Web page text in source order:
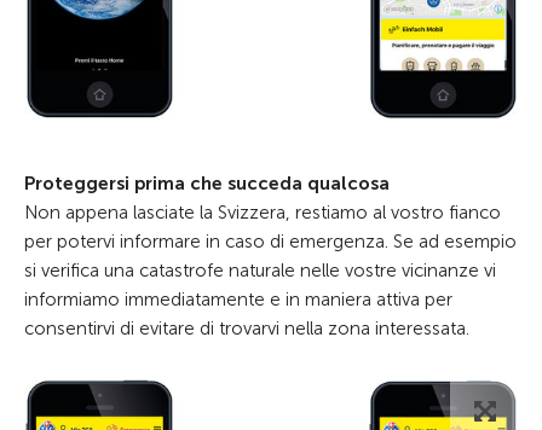
Proteggersi prima che succeda qualcosa
Non appena lasciate la Svizzera, restiamo al vostro fianco
per potervi informare in caso di emergenza. Se ad esempio
si verifica una catastrofe naturale nelle vostre vicinanze vi
informiamo immediatamente e in maniera attiva per
consentirvi di evitare di trovarvi nella zona interessata.